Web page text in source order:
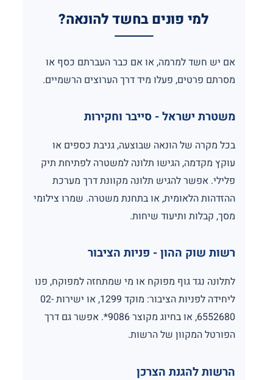
למי פונים בחשד להונאה?
אם יש חשד למרמה, או אם כבר העברתם כסף או
מסרתם פרטים, פעלו מיד דרך הערוצים הרשמיים.
משטרת ישראל - סייבר וחקירות
בכל מקרה של הונאה שבוצעה, גניבת כספים או
עוקץ מקדמה, הגישו תלונה למשטרה לפתיחת תיק
פלילי. אפשר להגיש תלונה מקוונת דרך מערכת
ההזדהות הלאומית, או בתחנת משטרה. שמרו צילומי
מסך, קבלות ותיעוד שיחות.
רשות שוק ההון - פניות הציבור
לתלונה נגד גוף מפוקח או מי שמתחזה למפוקח, פנו
ליחידה לפניות הציבור: מוקד 1299, או ישירות 02-
6552680, או בחיוג מקוצר 9086*. אפשר גם דרך
הפורטל המקוון של הרשות.
הרשות להגנת הצרכן